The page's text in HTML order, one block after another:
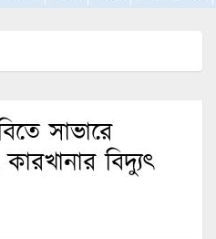
সাভারে
বিদ্যুৎ